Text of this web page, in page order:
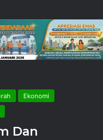
Ekonomi
Dan